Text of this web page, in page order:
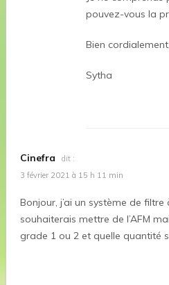
pouvez-vous la
Bien cordialement,
Sytha
Cinefra
dit :
3 février 2021 à 15 h 11 min
Bonjour, j’ai un système de
souhaiterais mettre de l’AFM
grade 1 ou 2 et quelle quantité